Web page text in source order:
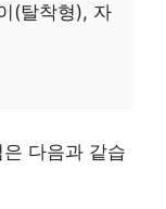
(탈착형), 자
다음과 같습